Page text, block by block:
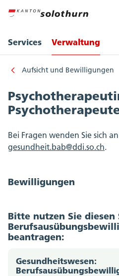
Services Verwaltung
Aufsicht und Bewilligungen
Bei Fragen wenden Sie sich an
gesundheit.bab@ddi.so.ch.
Bewilligungen
Bitte nutzen Sie diesen
beantragen:
Gesundheitswesen: